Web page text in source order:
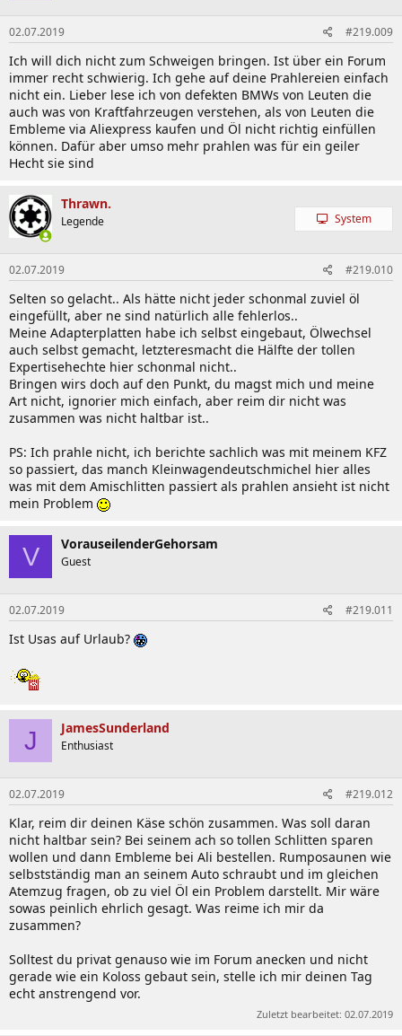
02.07.2019 #219.009
Ich will dich nicht zum Schweigen bringen. Ist über ein Forum
immer recht schwierig. Ich gehe auf deine Prahlereien einfach
nicht ein. Lieber lese ich von defekten BMWs von Leuten die
auch was von Kraftfahrzeugen verstehen, als von Leuten die
Embleme via Aliexpress kaufen und Öl nicht richtig einfüllen
können. Dafür aber umso mehr prahlen was für ein geiler
Hecht sie sind
Thrawn.
Legende System
02.07.2019 #219.010
Selten so gelacht.. Als hätte nicht jeder schonmal zuviel öl
eingefüllt, aber ne sind natürlich alle fehlerlos..
Meine Adapterplatten habe ich selbst eingebaut, Ölwechsel
auch selbst gemacht, letzteresmacht die Hälfte der tollen
Expertisehechte hier schonmal nicht..
Bringen wirs doch auf den Punkt, du magst mich und meine
Art nicht, ignorier mich einfach, aber reim dir nicht was
zusammen was nicht haltbar ist..
PS: Ich prahle nicht, ich berichte sachlich was mit meinem KFZ
so passiert, das manch Kleinwagendeutschmichel hier alles
was mit dem Amischlitten passiert als prahlen ansieht ist nicht
mein Problem
V VorauseilenderGehorsam
Guest
02.07.2019 #219.011
Ist Usas auf Urlaub?
J JamesSunderland
Enthusiast
02.07.2019 #219.012
Klar, reim dir deinen Käse schön zusammen. Was soll daran
nicht haltbar sein? Bei seinem ach so tollen Schlitten sparen
wollen und dann Embleme bei Ali bestellen. Rumposaunen wie
selbstständig man an seinem Auto schraubt und im gleichen
Atemzug fragen, ob zu viel Öl ein Problem darstellt. Mir wäre
sowas peinlich ehrlich gesagt. Was reime ich mir da
zusammen?
Solltest du privat genauso wie im Forum anecken und nicht
gerade wie ein Koloss gebaut sein, stelle ich mir deinen Tag
echt anstrengend vor.
Zuletzt bearbeitet: 02.07.2019